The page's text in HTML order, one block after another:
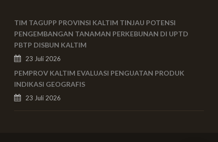
TIM TAGUPP PROVINSI KALTIM TINJAU POTENSI
PENGEMBANGAN TANAMAN PERKEBUNAN DI UPTD
PBTP DISBUN KALTIM
23 Juli 2026
PEMPROV KALTIM EVALUASI PENGUATAN PRODUK
INDIKASI GEOGRAFIS
23 Juli 2026